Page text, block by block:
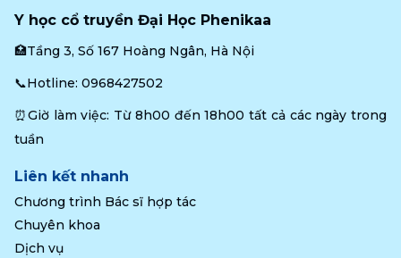
Y học cổ truyền Đại Học Phenikaa
🏥Tầng 3, Số 167 Hoàng Ngân, Hà Nội
📞Hotline: 0968427502
⏰Giờ làm việc: Từ 8h00 đến 18h00 tất cả các ngày trong
tuần
Liên kết nhanh
Chương trình Bác sĩ hợp tác
Chuyên khoa
Dịch vụ